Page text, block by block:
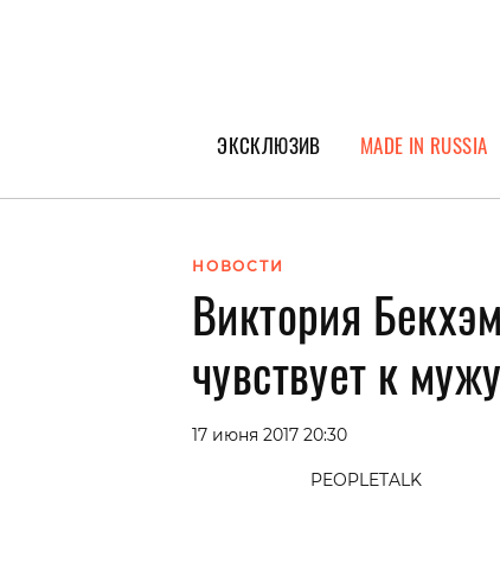
ЭКСКЛЮЗИВ
ГЕРОИ PEOPLETALK
ПОКОЛЕНИЕ
MADE IN RUSSIA
НОВОСТИ
Виктория
чувствует к
17 июня 2017 20:30
PEOPLETALK